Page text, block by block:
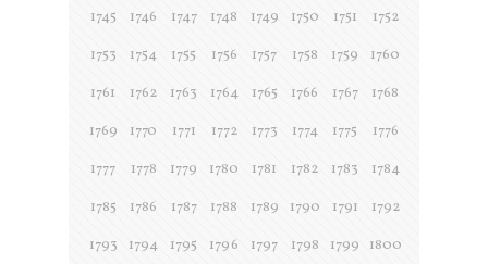
1745
1746 1747 1748 1749 1750 1751
1752
1753
1754 1755 1756 1757 1758 1759
1760
1761
1762 1763 1764 1765 1766 1767
1768
1769
1770 1771 1772 1773 1774 1775
1776
1777
1778 1779 1780 1781 1782 1783
1784
1785
1786 1787 1788 1789 1790 1791
1792
1793
1794 1795 1796 1797 1798 1799 1800